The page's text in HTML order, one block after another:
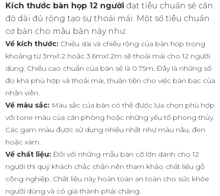
Kích thước bàn họp 12 người đạt tiêu chuẩn sẽ cần
độ dài đủ rộng tạo sự thoải mái. Một số tiêu chuẩn
cơ bản cho mẫu bàn này như:
Về kích thước:Chiều dài và chiều rộng của bàn họp trong
khoảng từ 3mx1.2 hoặc 3.6mx1.2m sẽ thoải mái cho 12 người
dùng. Chiều cao chuẩn của bàn sẽ là 0.75m. Đây là những số
đo khá phù hợp và thoải mái, thuận tiện cho việc bàn bạc của
nhân viên.
Về màu sắc:Màu sắc của bàn có thể được lựa chọn phù hợp
với tone màu của căn phòng hoặc những yếu tố phong thủy.
Các gam màu được sử dụng nhiều nhất như màu nâu, đen
hoặc xám.
Về chất liệu:Đối với những mẫu bàn cỡ lớn dành cho 12
người thì quý khách chắc chắn nên tham khảo chất liệu gỗ
công nghiệp. Chất liệu này hoàn toàn an toàn cho sức khỏe
người dùng và có giá thành phải chăng.